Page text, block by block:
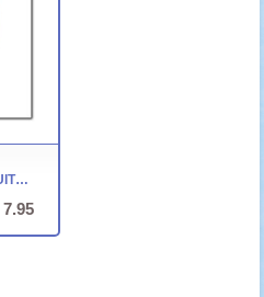
VIER OP EEN RIJ - BAMBOE-UITVOERING
7.95